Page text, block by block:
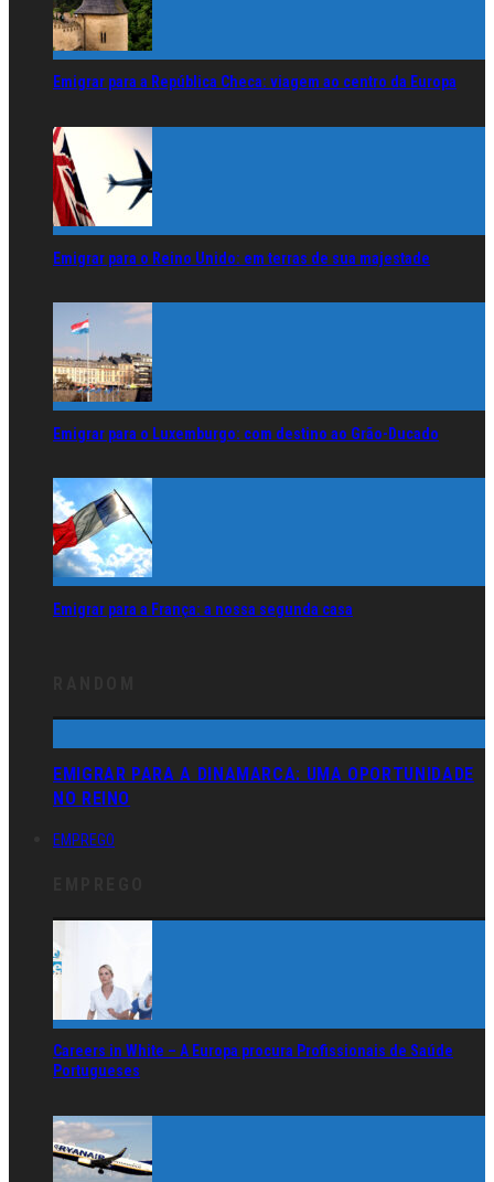
Emigrar para a República Checa: viagem ao centro da Europa
Emigrar para o Reino Unido: em terras de sua majestade
Emigrar para o Luxemburgo: com destino ao Grão-Ducado
Emigrar para a França: a nossa segunda casa
EMIGRAR PARA A DINAMARCA: UMA OPORTUNIDADE
NO REINO
EMPREGO
Careers in White – A Europa procura Profissionais de Saúde
Portugueses